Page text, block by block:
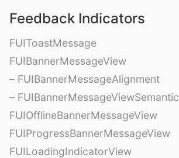
Feedback Indicators
FUIToastMessage
FUIBannerMessageView
– FUIBannerMessageAlignment
– FUIBannerMessageViewSemantic
FUIOfflineBannerMessageView
FUIProgressBannerMessageView
FUILoadingIndicatorView